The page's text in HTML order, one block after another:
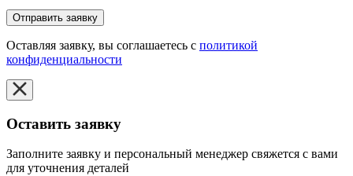
Оставляя заявку, вы соглашаетесь с политикой
конфиденциальности
Оставить заявку
Заполните заявку и персональный менеджер свяжется с вами
для уточнения деталей